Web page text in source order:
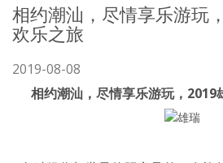
相约潮汕，尽情享乐游玩
欢乐之旅
2019-08-08
相约潮汕，尽情享乐游玩，2019